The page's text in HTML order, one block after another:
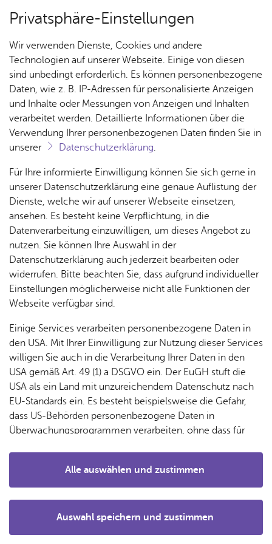
Über­sicht Bür­ger & Stadt
Rat­
haus &
Bür­
ger­
ser­vice
Rat­
häu­ser
& Orts­
ver­
wal­
Ämter
A–Z
Diens
t­leis­
tun­gen
A–Z
For­
Nach­
rich­
ten,
Vi­de­os
& Bil­
der
Me­di­
en­in­
for­ma­
tio­nen
fent­li­
che
Be­
kannt­
ma­
chun­
& TV
Pres­se
Jobs
Stel­
len­an­
ge­bo­te
Aus­bil­
dung &
Stu­di­
um
Bil­
dung
& Be­
treu­
ung
Potz­
be­
treu­
ung
Schu­
len
Bauen
& Um­
welt
Geo­
da­ten
& 3D-
Stadt­
Bau­
stel­len
& Um­
lei­tun­
Um­
welt &
Kli­ma­
Sa­nie­
ren &
bi­li­en
Stadt­
Ge­
sund­
heit &
kum
Ärzte &
Apo­
Fa­mi­lie
& Kin­
der
Se­nio­
ren
Woh­
nen
re­frei
Pfle­ge
& Un­
ter­stüt­
zung
Kul­tur, Frei­zeit & Ein­kau­fen
Vor­le­sen
Kunst & Kunst­för­de­rung
Hier finden Sie Informationen zu
Veranstaltungen, Ausstellungen oder auch zu
Unterstützungsmöglichkeiten und
Kooperationspartnern – sowohl für
Künstlerinnen und Künstler, als auch für
Kunstinteressierte
Kunst­stif­tung der ZF Fried­
Di­rekt zu
Privatsphäre-Einstellungen
Wir verwenden Dienste, Cookies und andere
Technologien auf unserer Webseite. Einige von diesen
sind unbedingt erforderlich. Es können personenbezogene
Daten, wie z. B. IP-Adressen für personalisierte Anzeigen
und Inhalte oder Messungen von Anzeigen und Inhalten
verarbeitet werden. Detaillierte Informationen über die
Verwendung Ihrer personenbezogenen Daten finden Sie in
unserer
Datenschutzerklärung.
Für Ihre informierte Einwilligung können Sie sich gerne in
unserer Datenschutzerklärung eine genaue Auflistung der
Dienste, welche wir auf unserer Webseite einsetzen,
ansehen. Es besteht keine Verpflichtung, in die
Datenverarbeitung einzuwilligen, um dieses Angebot zu
nutzen. Sie können Ihre Auswahl in der
Datenschutzerklärung auch jederzeit bearbeiten oder
widerrufen. Bitte beachten Sie, dass aufgrund individueller
Einstellungen möglicherweise nicht alle Funktionen der
Webseite verfügbar sind.
Einige Services verarbeiten personenbezogene Daten in
den USA. Mit Ihrer Einwilligung zur Nutzung dieser Services
willigen Sie auch in die Verarbeitung Ihrer Daten in den
USA gemäß Art. 49 (1) a DSGVO ein. Der EuGH stuft die
USA als ein Land mit unzureichendem Datenschutz nach
EU-Standards ein. Es besteht beispielsweise die Gefahr,
dass US-Behörden personenbezogene Daten in
Überwachungsprogrammen verarbeiten, ohne dass für
Auswahl speichern und zustimmen
Alle auswählen und zustimmen